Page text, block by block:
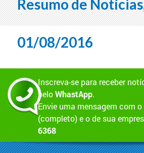
Resumo de
01/08/2016
Inscreva-se para receber
peloWhastApp.
Envie uma mensagem com
(completo) e o de sua
6368